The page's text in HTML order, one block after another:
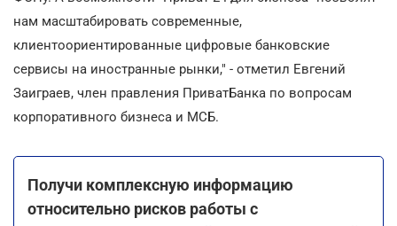
нам масштабировать современные,
клиентоориентированные цифровые банковские
сервисы на иностранные рынки," - отметил Евгений
Заиграев, член правления ПриватБанка по вопросам
корпоративного бизнеса и МСБ.
Получи комплексную информацию
относительно рисков работы с